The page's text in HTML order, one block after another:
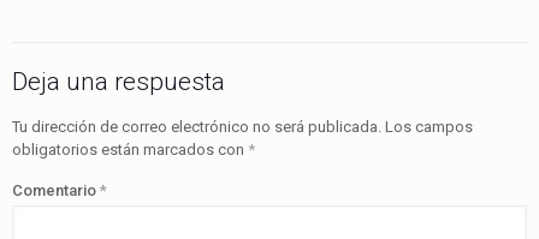
Deja una respuesta
Tu dirección de correo electrónico no será publicada. Los campos
obligatorios están marcados con *
Comentario *